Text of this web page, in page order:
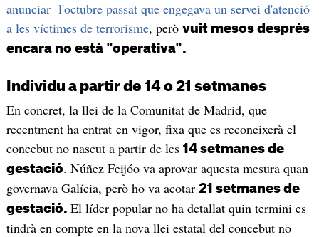
anunciar l'octubre passat que engegava un servei d'atenció
a les víctimes de terrorisme, però vuit mesos després
encara no està "operativa".
Individu a partir de 14 o 21 setmanes
En concret, la llei de la Comunitat de Madrid, que
recentment ha entrat en vigor, fixa que es reconeixerà el
concebut no nascut a partir de les 14 setmanes de
gestació. Núñez Feijóo va aprovar aquesta mesura quan
governava Galícia, però ho va acotar 21 setmanes de
gestació. El líder popular no ha detallat quin termini es
tindrà en compte en la nova llei estatal del concebut no